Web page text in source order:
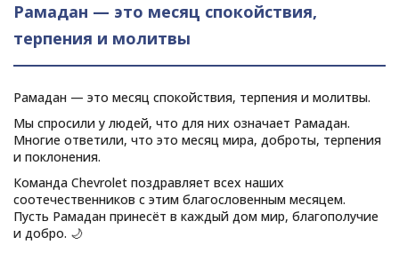
Рамадан — это месяц спокойствия,
терпения и молитвы
Рамадан — это месяц спокойствия, терпения и молитвы.
Мы спросили у людей, что для них означает Рамадан.
Многие ответили, что это месяц мира, доброты, терпения
и поклонения.
Команда Chevrolet поздравляет всех наших
соотечественников с этим благословенным месяцем.
Пусть Рамадан принесёт в каждый дом мир, благополучие
и добро. 🌙